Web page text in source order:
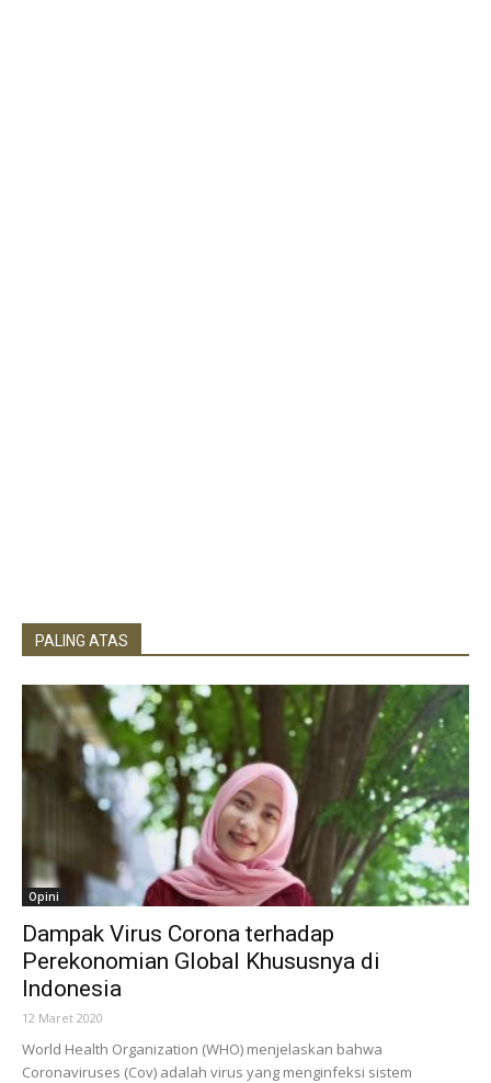
PALING ATAS
Opini
Dampak Virus Corona terhadap
Perekonomian Global Khususnya di
Indonesia
12 Maret 2020
World Health Organization (WHO) menjelaskan bahwa
Coronaviruses (Cov) adalah virus yang menginfeksi sistem